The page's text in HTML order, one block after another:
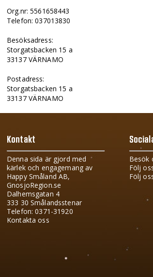
Org.nr: 5561658443
Telefon: 037013830
Besöksadress:
Storgatsbacken 15 a
33137 VÄRNAMO
Postadress:
Storgatsbacken 15 a
33137 VÄRNAMO
Kontakt
Denna sida är gjord med
kärlek och engagemang av
Happy Småland AB,
GnosjoRegion.se
Dalhemsgatan 4
333 30 Smålandsstenar
Telefon: 0371-31920
Kontakta oss
Besök
Följ
Följ